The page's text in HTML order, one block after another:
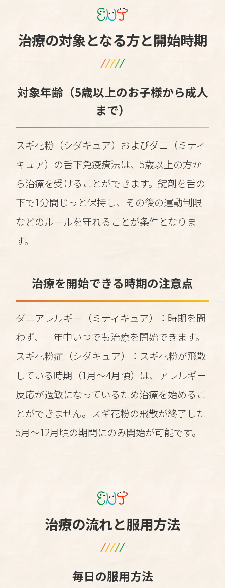
治療の対象となる方と開始時期
対象年齢（5歳以上のお子様から成人
まで）
スギ花粉（シダキュア）およびダニ（ミティ
キュア）の舌下免疫療法は、5歳以上の方か
ら治療を受けることができます。錠剤を舌の
下で1分間じっと保持し、その後の運動制限
などのルールを守れることが条件となりま
す。
治療を開始できる時期の注意点
ダニアレルギー（ミティキュア）：時期を問
わず、一年中いつでも治療を開始できます。
スギ花粉症（シダキュア）：スギ花粉が飛散
している時期（1月〜4月頃）は、アレルギー
反応が過敏になっているため治療を始めるこ
とができません。スギ花粉の飛散が終了した
5月〜12月頃の期間にのみ開始が可能です。
治療の流れと服用方法
毎日の服用方法